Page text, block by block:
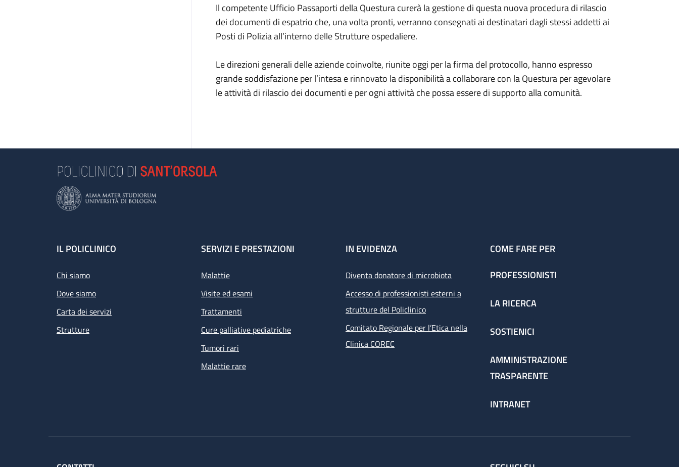
Il competente Ufficio Passaporti della Questura curerà la gestione di questa nuova procedura di rilascio
dei documenti di espatrio che, una volta pronti, verranno consegnati ai destinatari dagli stessi addetti ai
Posti di Polizia all’interno delle Strutture ospedaliere.
Le direzioni generali delle aziende coinvolte, riunite oggi per la firma del protocollo, hanno espresso
grande soddisfazione per l’intesa e rinnovato la disponibilità a collaborare con la Questura per agevolare
le attività di rilascio dei documenti e per ogni attività che possa essere di supporto alla comunità.
Footer
IL POLICLINICO
Chi siamo
Dove siamo
Carta dei servizi
Strutture
SERVIZI E PRESTAZIONI
Malattie
Visite ed esami
Trattamenti
Cure palliative pediatriche
Tumori rari
Malattie rare
IN EVIDENZA
Diventa donatore di microbiota
Accesso di professionisti esterni a
strutture del Policlinico
Comitato Regionale per l’Etica nella
Clinica COREC
COME FARE PER
PROFESSIONISTI
LA RICERCA
SOSTIENICI
AMMINISTRAZIONE
TRASPARENTE
INTRANET